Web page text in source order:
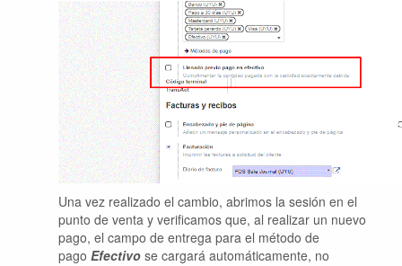
Una vez realizado el cambio, abrimos la sesión en el
punto de venta y verificamos que, al realizar un nuevo
pago, el campo de entrega para el método de
pago Efectivo se cargará automáticamente, no